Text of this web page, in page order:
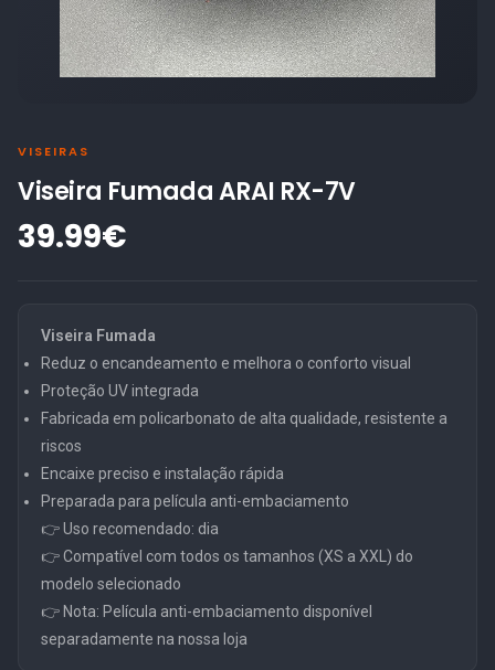
VISEIRAS
Viseira Fumada ARAI RX-7V
39.99€
Viseira Fumada
Reduz o encandeamento e melhora o conforto visual
Proteção UV integrada
Fabricada em policarbonato de alta qualidade, resistente a
riscos
Encaixe preciso e instalação rápida
Preparada para película anti-embaciamento
👉 Uso recomendado: dia
👉 Compatível com todos os tamanhos (XS a XXL) do
modelo selecionado
👉 Nota: Película anti-embaciamento disponível
separadamente na nossa loja